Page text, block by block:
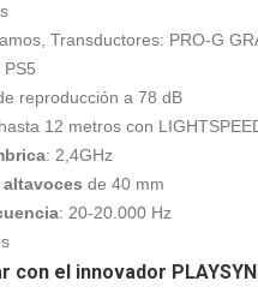
Transductores: PRO-G
reproducción a 78 dB
12 metros con
: 2,4GHz
de 40 mm
: 20-20.000 Hz
con el innovador